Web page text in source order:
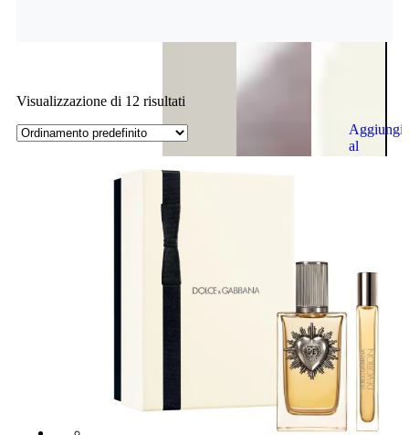
Aggiungi
al
Visualizzazione di 12 risultati